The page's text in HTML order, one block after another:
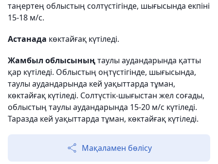
таңертең облыстың солтүстігінде, шығысында екпіні
15-18 м/с.
Астанада көктайғақ күтіледі.
Жамбыл облысыныңтаулы аудандарында қатты
қар күтіледі. Облыстың оңтүстігінде, шығысында,
таулы аудандарында кей уақыттарда тұман,
көктайғақ күтіледі. Солтүстік-шығыстан жел соғады,
облыстың таулы аудандарында 15-20 м/с күтіледі.
Таразда кей уақыттарда тұман, көктайғақ күтіледі.
Мақаламен бөлісу